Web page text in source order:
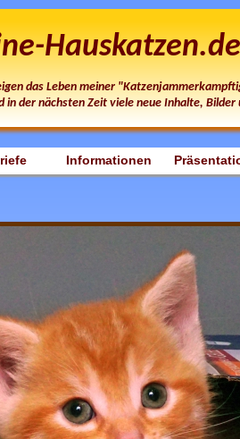
das Leben meiner
in der nächsten Zeit viele neue Inhalte, Bilder
Informationen